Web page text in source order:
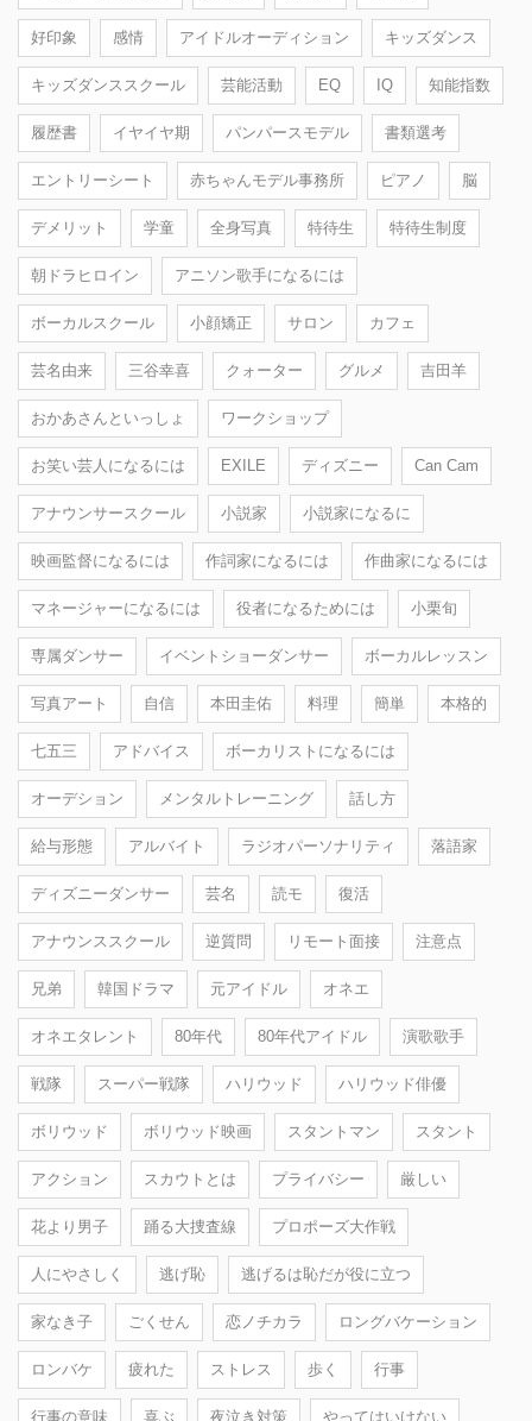
好印象 感情 アイドルオーディション キッズダンス
キッズダンススクール 芸能活動 EQ IQ 知能指数
履歴書 イヤイヤ期 パンパースモデル 書類選考
エントリーシート 赤ちゃんモデル事務所 ピアノ 脳
デメリット 学童 全身写真 特待生 特待生制度
朝ドラヒロイン アニソン歌手になるには
ボーカルスクール 小顔矯正 サロン カフェ
芸名由来 三谷幸喜 クォーター グルメ 吉田羊
おかあさんといっしょ ワークショップ
お笑い芸人になるには EXILE ディズニー Can Cam
アナウンサースクール 小説家 小説家になるに
映画監督になるには 作詞家になるには 作曲家になるには
マネージャーになるには 役者になるためには 小栗旬
専属ダンサー イベントショーダンサー ボーカルレッスン
写真アート 自信 本田圭佑 料理 簡単 本格的
七五三 アドバイス ボーカリストになるには
オーデション メンタルトレーニング 話し方
給与形態 アルバイト ラジオパーソナリティ 落語家
ディズニーダンサー 芸名 読モ 復活
アナウンススクール 逆質問 リモート面接 注意点
兄弟 韓国ドラマ 元アイドル オネエ
オネエタレント 80年代 80年代アイドル 演歌歌手
戦隊 スーパー戦隊 ハリウッド ハリウッド俳優
ボリウッド ボリウッド映画 スタントマン スタント
アクション スカウトとは プライバシー 厳しい
花より男子 踊る大捜査線 プロポーズ大作戦
人にやさしく 逃げ恥 逃げるは恥だが役に立つ
家なき子 ごくせん 恋ノチカラ ロングバケーション
ロンバケ 疲れた ストレス 歩く 行事
行事の意味 喜ぶ 夜泣き対策 やってはいけない